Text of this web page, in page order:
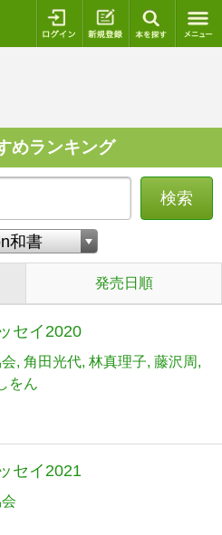
ログイン 新規登録
めランキング
検索
発売日順
セイ2020
角田光代 林真理子 藤沢周
をん
セイ2021